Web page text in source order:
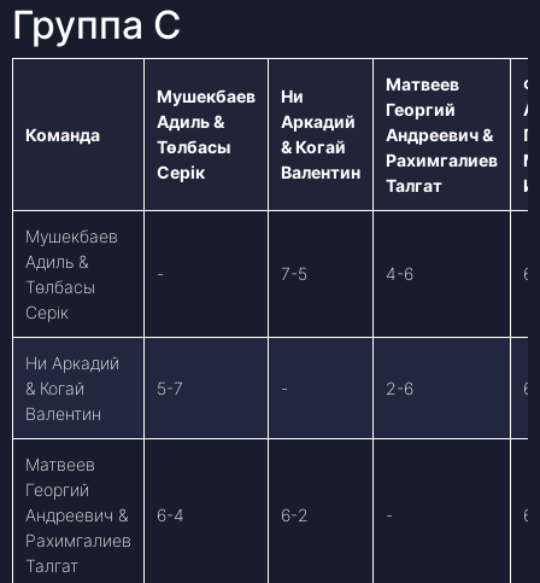
Группа C
Команда
Мушекбаев
Адиль &
Төлбасы
Серік
Ни
Аркадий
& Когай
Валентин
Матвеев
Георгий
Андреевич &
Рахимгалиев
Талгат
Мушекбаев
Адиль &
Төлбасы
Серік
- 7-5 4-6
Ни Аркадий
& Когай
Валентин
5-7 - 2-6
Матвеев
Георгий
Андреевич &
Рахимгалиев
Талгат
6-4 6-2 -